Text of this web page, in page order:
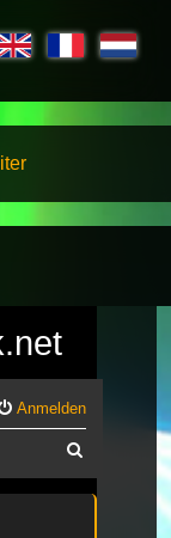
Anmelden